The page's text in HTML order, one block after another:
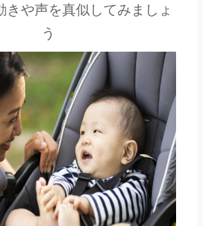
きや声を真似してみましょ
う